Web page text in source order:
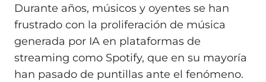
Durante años, músicos y oyentes se han
frustrado con la proliferación de música
generada por IA en plataformas de
streaming como Spotify, que en su mayoría
han pasado de puntillas ante el fenómeno.